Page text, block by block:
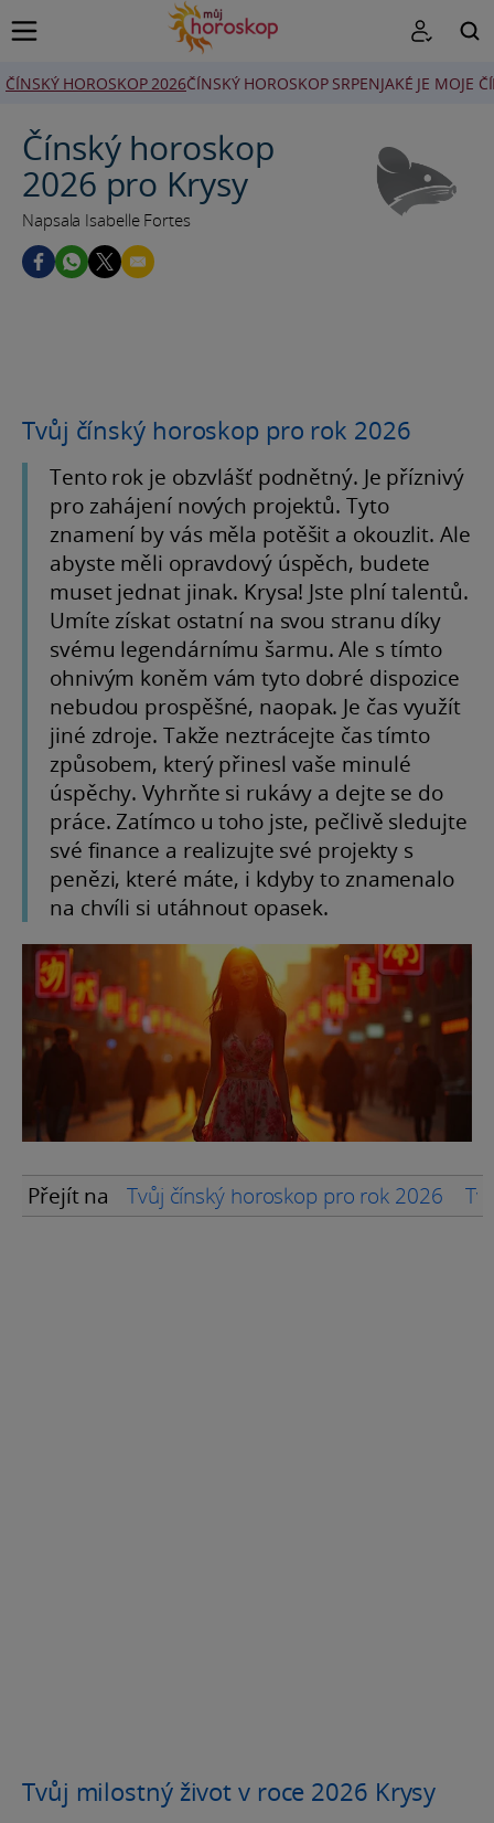
ČÍNSKÝ HOROSKOP 2026ČÍNSKÝ HOROSKOP SRPENJAKÉ JE MOJE
Čínský horoskop
2026 pro Krysy
Napsala Isabelle Fortes
Tvůj čínský horoskop pro rok 2026
Tento rok je obzvlášť podnětný. Je příznivý
pro zahájení nových projektů. Tyto
znamení by vás měla potěšit a okouzlit. Ale
abyste měli opravdový úspěch, budete
muset jednat jinak. Krysa! Jste plní talentů.
Umíte získat ostatní na svou stranu díky
svému legendárnímu šarmu. Ale s tímto
ohnivým koněm vám tyto dobré dispozice
nebudou prospěšné, naopak. Je čas využít
jiné zdroje. Takže neztrácejte čas tímto
způsobem, který přinesl vaše minulé
úspěchy. Vyhrňte si rukávy a dejte se do
práce. Zatímco u toho jste, pečlivě sledujte
své finance a realizujte své projekty s
penězi, které máte, i kdyby to znamenalo
na chvíli si utáhnout opasek.
Přejít na Tvůj čínský horoskop pro rok 2026
Tvůj milostný život v roce 2026 Krysy